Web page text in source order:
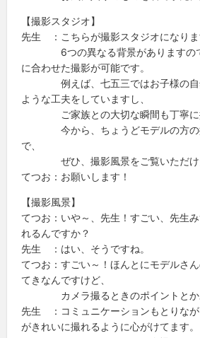
【撮影スタジオ】
先生 ：こちらが撮影スタジオになりま
6つの異なる背景がありますので
に合わせた撮影が可能です。
例えば、七五三ではお子様の自
ような工夫をしていますし、
ご家族との大切な瞬間も丁寧に撮
今から、ちょうどモデルの方の
で、
ぜひ、撮影風景をご覧いただけた
てつお：お願いします！
【撮影風景】
てつお：いや～、先生！すごい、先生
れるんですか？
先生 ：はい、そうですね。
てつお：すごい～！ほんとにモデルさ
てきなんですけど、
カメラ撮るときのポイントとか
先生 ：コミュニケーションもとりな
がきれいに撮れるように心がけてます。